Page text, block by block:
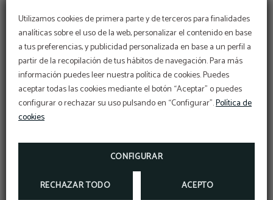
Utilizamos cookies de primera parte y de terceros para finalidades
analíticas sobre el uso de la web, personalizar el contenido en base
a tus preferencias, y publicidad personalizada en base a un perfil a
partir de la recopilación de tus hábitos de navegación. Para más
información puedes leer nuestra política de cookies. Puedes
aceptar todas las cookies mediante el botón “Aceptar” o puedes
configurar o rechazar su uso pulsando en “Configurar”.Política de
cookies
CONFIGURAR
RECHAZAR TODO ACEPTO
LUN MAR MIÉ JUE VIE SÁB DOM
2
245 €
4 6
7 8 9 10 11 12
14 15 16 17 18 19 20
Octubre 2026
CONTACTO
¿CÓMO LLEGAR?
NUESTROS HOTELES
Código Vip
DEL 10% USANDO NUESTRO CÓDIGO
PROMOCIONAL VIP2025